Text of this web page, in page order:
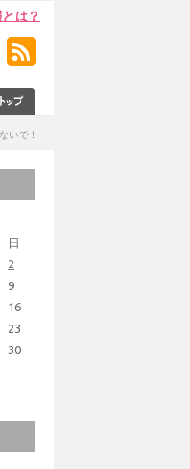
は？
いで！
日
2
9
16
23
30